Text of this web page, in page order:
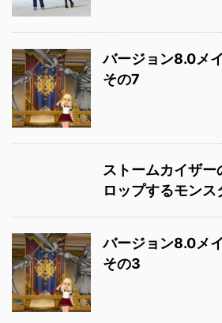
バージョン8.0メ
その7
ストームカイザ
ロップするモン
バージョン8.0メ
その3